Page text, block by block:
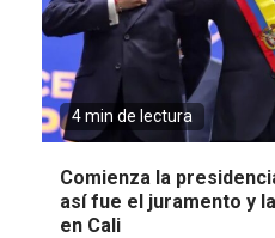
4 min de lectura
Comienza la
así fue el juramento y
en Cali